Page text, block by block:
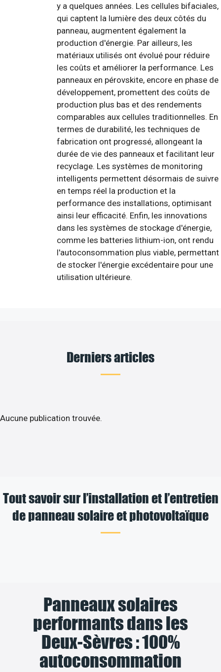
y a quelques années. Les cellules bifaciales,
qui captent la lumière des deux côtés du
panneau, augmentent également la
production d'énergie. Par ailleurs, les
matériaux utilisés ont évolué pour réduire
les coûts et améliorer la performance. Les
panneaux en pérovskite, encore en phase de
développement, promettent des coûts de
production plus bas et des rendements
comparables aux cellules traditionnelles. En
termes de durabilité, les techniques de
fabrication ont progressé, allongeant la
durée de vie des panneaux et facilitant leur
recyclage. Les systèmes de monitoring
intelligents permettent désormais de suivre
en temps réel la production et la
performance des installations, optimisant
ainsi leur efficacité. Enfin, les innovations
dans les systèmes de stockage d'énergie,
comme les batteries lithium-ion, ont rendu
l'autoconsommation plus viable, permettant
de stocker l'énergie excédentaire pour une
utilisation ultérieure.
Derniers articles
Aucune publication trouvée.
Tout savoir sur l’installation et l’entretien
de panneau solaire et photovoltaïque
Panneaux solaires
performants dans les
Deux-Sèvres : 100%
autoconsommation